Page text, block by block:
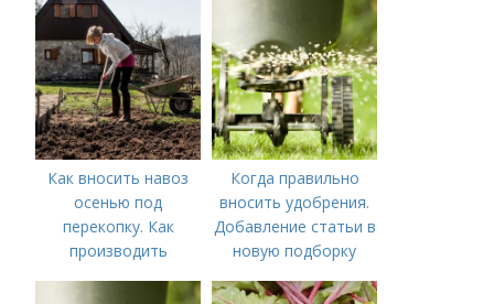
Как вносить навоз
осенью под
перекопку. Как
производить
Когда правильно
вносить удобрения.
Добавление статьи в
новую подборку